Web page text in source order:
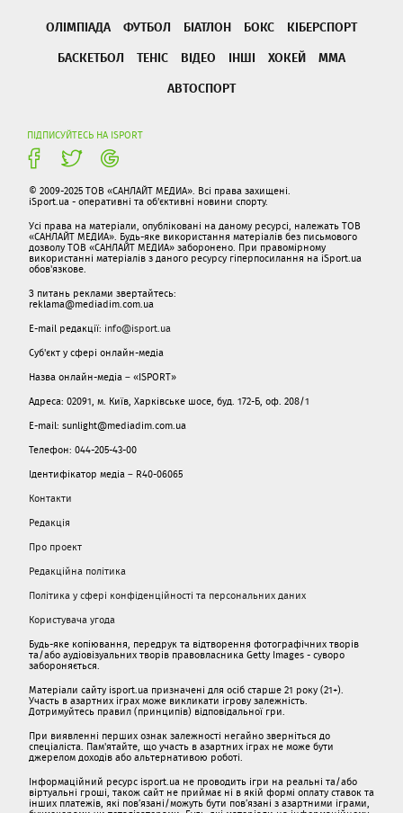
ОЛІМПІАДА ФУТБОЛ БІАТЛОН БОКС
КІБЕРСПОРТ
БАСКЕТБОЛ
ТЕНІС ВІДЕО ІНШІ ХОКЕЙ
ММА
АВТОСПОРТ
ПІДПИСУЙТЕСЬ НА ISPORT
© 2009-2025 ТОВ «САНЛАЙТ МЕДИА». Всі права захищені.
iSport.ua - оперативні та об'єктивні новини спорту.
Усі права на матеріали, опубліковані на даному ресурсі, належать ТОВ
«САНЛАЙТ МЕДИА». Будь-яке використання матеріалів без письмового
дозволу ТОВ «САНЛАЙТ МЕДИА» заборонено. При правомірному
використанні матеріалів з даного ресурсу гіперпосилання на iSport.ua
обов'язкове.
З питань реклами звертайтесь:
reklama@mediadim.com.ua
E-mail редакції: info@isport.ua
Суб'єкт у сфері онлайн-медіа
Назва онлайн-медіа – «ISPORT»
Адреса: 02091, м. Київ, Харківське шосе, буд. 172-Б, оф. 208/1
E-mail: sunlight@mediadim.com.ua
Телефон: 044-205-43-00
Ідентифікатор медіа – R40-06065
Контакти
Редакція
Про проект
Редакційна політика
Політика у сфері конфіденційності та персональних даних
Користувача угода
Будь-яке копіювання, передрук та відтворення фотографічних творів
та/або аудіовізуальних творів правовласника Getty Images - суворо
забороняється.
Матеріали сайту isport.ua призначені для осіб старше 21 року (21+).
Участь в азартних іграх може викликати ігрову залежність.
Дотримуйтесь правил (принципів) відповідальної гри.
При виявленні перших ознак залежності негайно зверніться до
спеціаліста. Пам'ятайте, що участь в азартних іграх не може бути
джерелом доходів або альтернативою роботі.
Інформаційний ресурс isport.ua не проводить ігри на реальні та/або
віртуальні гроші, також сайт не приймає ні в якій формі оплату ставок та
інших платежів, які пов’язані/можуть бути пов’язані з азартними іграми,